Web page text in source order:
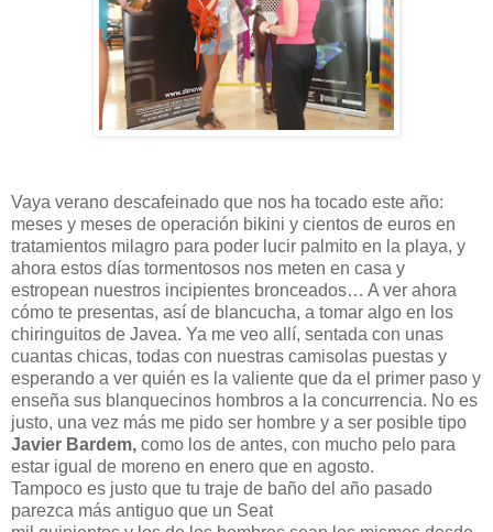
Vaya verano descafeinado que nos ha tocado este año:
meses y meses de operación bikini y cientos de euros en
tratamientos milagro para poder lucir palmito en la playa, y
ahora estos días tormentosos nos meten en casa y
estropean nuestros incipientes bronceados… A ver ahora
cómo te presentas, así de blancucha, a tomar algo en los
chiringuitos de Javea. Ya me veo allí, sentada con unas
cuantas chicas, todas con nuestras camisolas puestas y
esperando a ver quién es la valiente que da el primer paso y
enseña sus blanquecinos hombros a la concurrencia. No es
justo, una vez más me pido ser hombre y a ser posible tipo
Javier Bardem, como los de antes, con mucho pelo para
estar igual de moreno en enero que en agosto.
Tampoco es justo que tu traje de baño del año pasado
parezca más antiguo que un Seat